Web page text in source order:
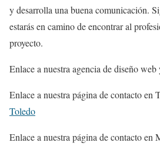
y desarrolla una buena comunicación.
estarás en camino de encontrar al
proyecto.
Enlace a nuestra agencia de diseño
Enlace a nuestra página de contacto en
Toledo
Enlace a nuestra página de contacto en